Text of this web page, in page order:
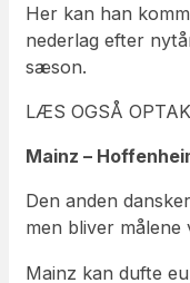
Her kan han
nederlag efter
sæson.
LÆS OGSÅ
Mainz –
Den anden
men bliver målene
Mainz kan dufte